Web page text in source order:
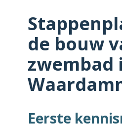
de bouw
zwembad
Eerste